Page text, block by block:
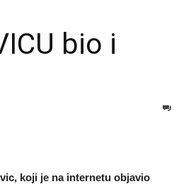
bio i
koji je na internetu objavio